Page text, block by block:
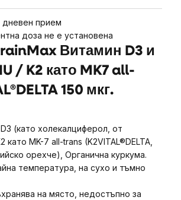
прием
доза не е установена
Витамин D3 и
/ K2 като MK7 all-
150 мкг.
(като холекалциферол, от
като MK-7 all-trans (K2VITAL®DELTA,
орехче), Органична куркума.
температура, на сухо и тъмно
на място, недостъпно за